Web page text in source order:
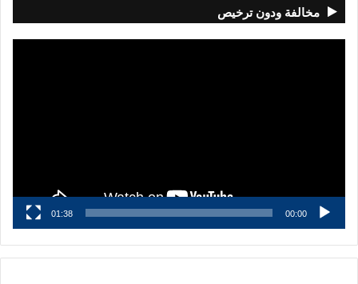
مخالفة ودون ترخيص
00:00
01:38